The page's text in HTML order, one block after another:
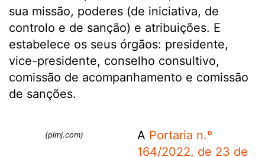
sua missão, poderes (de iniciativa, de
controlo e de sanção) e atribuições. E
estabelece os seus órgãos: presidente,
vice-presidente, conselho consultivo,
comissão de acompanhamento e comissão
de sanções.
(plmj.com) A Portaria n.º
164/2022, de 23 de